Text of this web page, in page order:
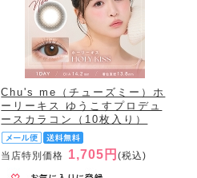
Chu's me（チューズミー）ホ
ーリーキス ゆうこすプロデュ
ースカラコン（10枚入り）
当店特別価格 1,705円(税込)